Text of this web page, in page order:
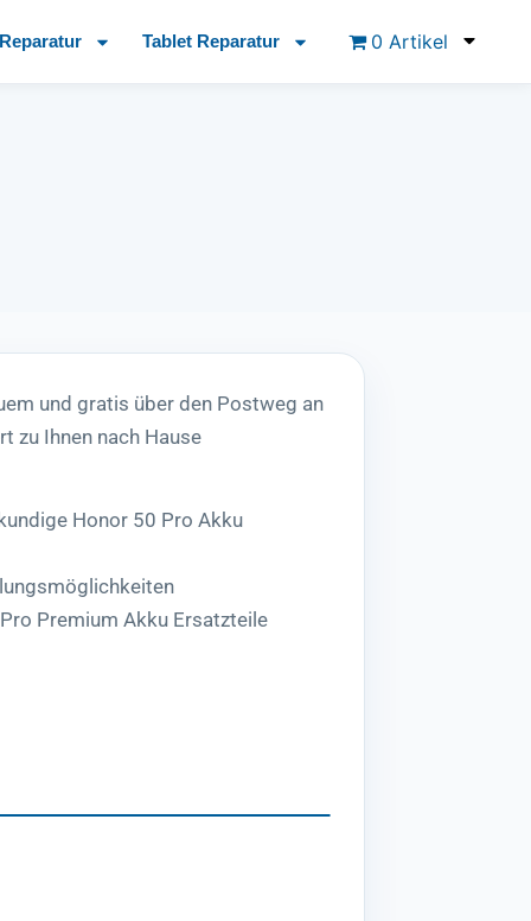
Tablet Reparatur 0 Artikel
und gratis über den Postweg an
zu Ihnen nach Hause
Honor 50 Pro Akku
Premium Akku Ersatzteile